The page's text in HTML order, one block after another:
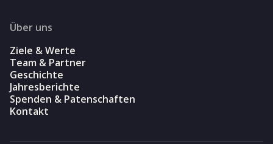
Über uns
Ziele & Werte
Team & Partner
Geschichte
Jahresberichte
Spenden & Patenschaften
Kontakt